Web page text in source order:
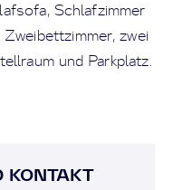
Schlafzimmer
zwei
und Parkplatz.
KONTAKT